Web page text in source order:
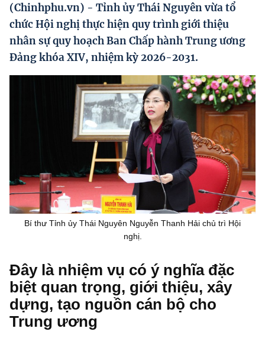
Hướng dẫn thực hiện chính sách
Phát triển kinh tế tư nhân và doanh nghiệp dân tộc
Ocop và chuỗi giá trị Nông sản
Kinh tế tư nhân
Doanh nghiệp dân tộc
Photo
(Chinhphu.vn) - Tỉnh ủy Thái Nguyên vừa tổ
chức Hội nghị thực hiện quy trình giới thiệu
nhân sự quy hoạch Ban Chấp hành Trung ương
Đảng khóa XIV, nhiệm kỳ 2026-2031.
Bí thư Tỉnh ủy Thái Nguyên Nguyễn Thanh Hải chủ trì Hội
nghị.
Đây là nhiệm vụ có ý nghĩa đặc
biệt quan trọng, giới thiệu, xây
dựng, tạo nguồn cán bộ cho
Trung ương